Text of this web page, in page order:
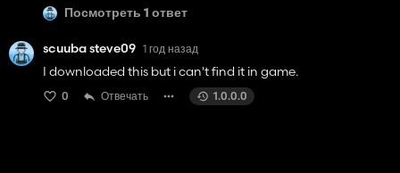
Посмотреть 1 ответ
scuuba steve09 1 год назад
I downloaded this but i can't find it in game.
0 Отвечать 1.0.0.0